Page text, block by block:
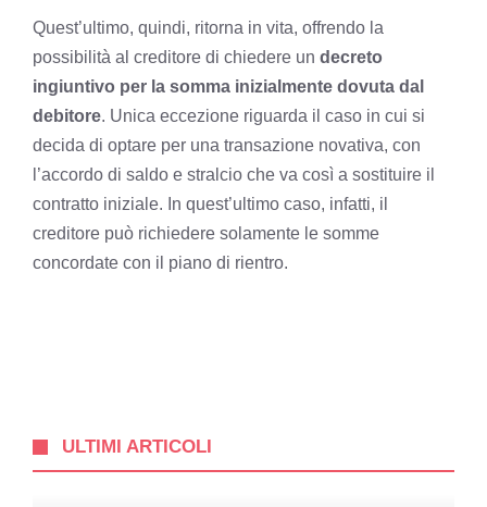
Quest’ultimo, quindi, ritorna in vita, offrendo la
possibilità al creditore di chiedere un decreto
ingiuntivo per la somma inizialmente dovuta dal
debitore. Unica eccezione riguarda il caso in cui si
decida di optare per una transazione novativa, con
l’accordo di saldo e stralcio che va così a sostituire il
contratto iniziale. In quest’ultimo caso, infatti, il
creditore può richiedere solamente le somme
concordate con il piano di rientro.
ULTIMI ARTICOLI